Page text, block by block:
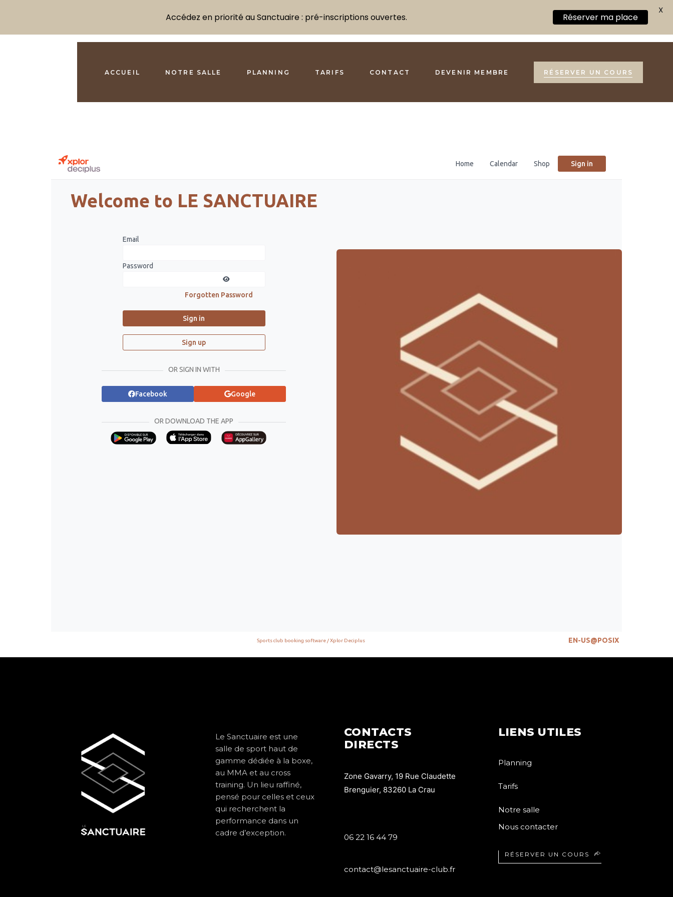
ACCUEIL NOTRE SALLE PLANNING TARIFS CONTACT DEVENIR MEMBRE RÉSERVER UN COURS
Le Sanctuaire est une
salle de sport haut de
gamme dédiée à la boxe,
au MMA et au cross
training. Un lieu raffiné,
pensé pour celles et ceux
qui recherchent la
performance dans un
cadre d’exception.
CONTACTS
DIRECTS
Zone Gavarry, 19 Rue Claudette
Brenguier, 83260 La Crau
06 22 16 44 79
contact@lesanctuaire-club.fr
LIENS UTILES
Planning
Tarifs
Notre salle
Nous contacter
RÉSERVER UN COURS
Accédez en priorité au Sanctuaire : pré-inscriptions ouvertes. Réserver ma place
X